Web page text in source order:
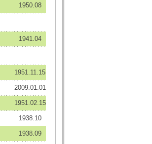
1950.08
1941.04
1951.11.15
2009.01.01
1951.02.15
1938.10
1938.09